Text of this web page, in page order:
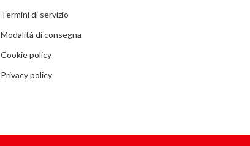
Termini di servizio
Modalità di consegna
Cookie policy
Privacy policy